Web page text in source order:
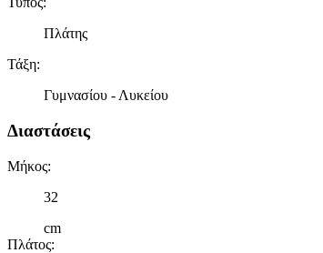
Πλάτης
Τάξη:
Γυμνασίου - Λυκείου
Διαστάσεις
Μήκος:
32
cm
Πλάτος: